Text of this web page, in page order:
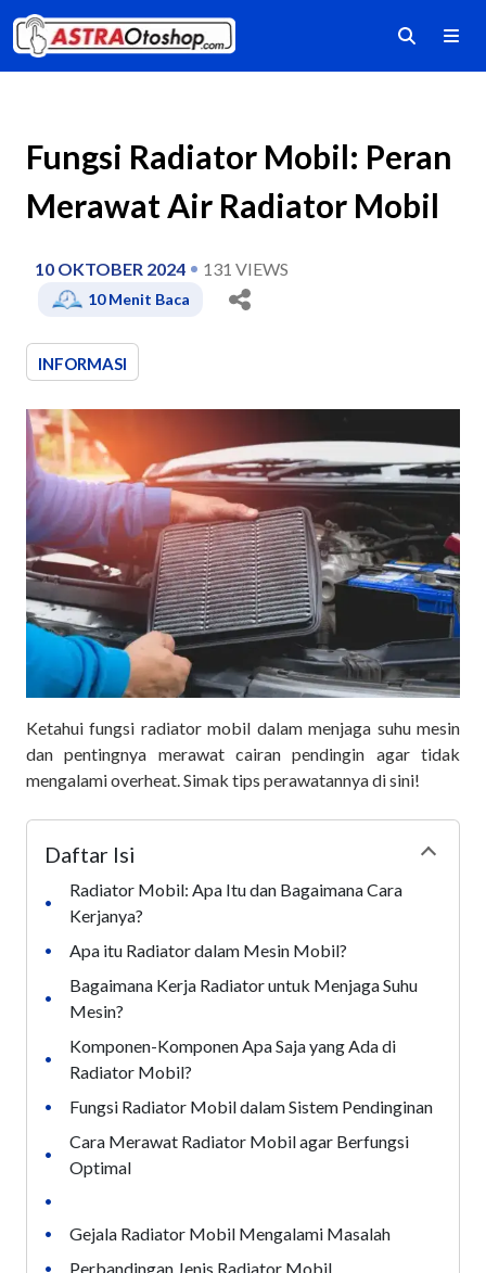
Fungsi Radiator Mobil: Peran
Merawat Air Radiator Mobil
10 OKTOBER 2024 131 VIEWS
10Menit Baca
INFORMASI
Ketahui fungsi radiator mobil dalam menjaga suhu mesin
dan pentingnya merawat cairan pendingin agar tidak
mengalami overheat. Simak tips perawatannya di sini!
Daftar Isi
•
Radiator Mobil: Apa Itu dan Bagaimana Cara
Kerjanya?
• Apa itu Radiator dalam Mesin Mobil?
•
Bagaimana Kerja Radiator untuk Menjaga Suhu
Mesin?
•
Komponen-Komponen Apa Saja yang Ada di
Radiator Mobil?
• Fungsi Radiator Mobil dalam Sistem Pendinginan
•
Cara Merawat Radiator Mobil agar Berfungsi
Optimal
•
•
Gejala Radiator Mobil Mengalami Masalah
• Perbandingan Jenis Radiator Mobil